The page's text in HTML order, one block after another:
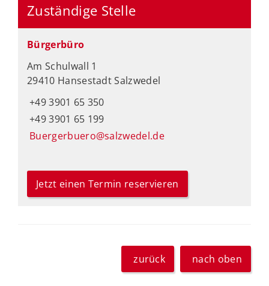
Zuständige Stelle
Bürgerbüro
Am Schulwall 1
29410 Hansestadt Salzwedel
+49 3901 65 350
+49 3901 65 199
Buergerbuero@salzwedel.de
Jetzt einen Termin reservieren
zurück nach oben